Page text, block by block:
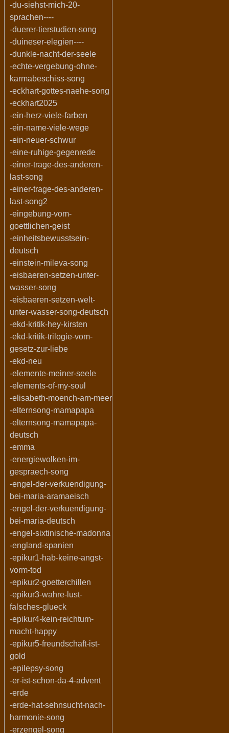
-du-siehst-mich-20-
sprachen----
-duerer-tierstudien-song
-duineser-elegien----
-dunkle-nacht-der-seele
-echte-vergebung-ohne-
karmabeschiss-song
-eckhart-gottes-naehe-song
-eckhart2025
-ein-herz-viele-farben
-ein-name-viele-wege
-ein-neuer-schwur
-eine-ruhige-gegenrede
-einer-trage-des-anderen-
last-song
-einer-trage-des-anderen-
last-song2
-eingebung-vom-
goettlichen-geist
-einheitsbewusstsein-
deutsch
-einstein-mileva-song
-eisbaeren-setzen-unter-
wasser-song
-eisbaeren-setzen-welt-
unter-wasser-song-deutsch
-ekd-kritik-hey-kirsten
-ekd-kritik-trilogie-vom-
gesetz-zur-liebe
-ekd-neu
-elemente-meiner-seele
-elements-of-my-soul
-elisabeth-moench-am-meer
-elternsong-mamapapa
-elternsong-mamapapa-
deutsch
-emma
-energiewolken-im-
gespraech-song
-engel-der-verkuendigung-
bei-maria-aramaeisch
-engel-der-verkuendigung-
bei-maria-deutsch
-engel-sixtinische-madonna
-england-spanien
-epikur1-hab-keine-angst-
vorm-tod
-epikur2-goetterchillen
-epikur3-wahre-lust-
falsches-glueck
-epikur4-kein-reichtum-
macht-happy
-epikur5-freundschaft-ist-
gold
-epilepsy-song
-er-ist-schon-da-4-advent
-erde
-erde-hat-sehnsucht-nach-
harmonie-song
-erzengel-song